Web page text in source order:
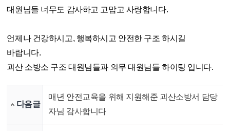
대원님들 너무도 감사하고 고맙고 사랑합니다.
언제나 건강하시고, 행복하시고 안전한 구조 하시길
바랍니다.
괴산 소방소 구조 대원님들과 의무 대원님들 하이팅 입니다.
다음글
매년 안전교육을 위해 지원해준 괴산소방서 담당
자님 감사합니다